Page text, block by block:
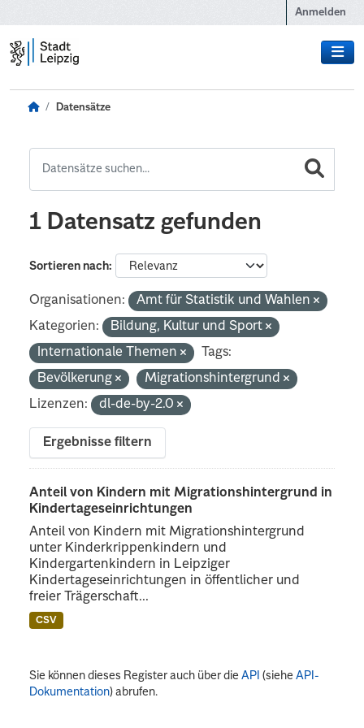
Anmelden
Datensätze
1 Datensatz gefunden
Sortieren nach
Organisationen:
Amt für Statistik und Wahlen
Kategorien:
Bildung, Kultur und Sport
Internationale Themen
Tags:
Bevölkerung
Migrationshintergrund
Lizenzen:
dl-de-by-2.0
Ergebnisse filtern
Anteil von Kindern mit Migrationshintergrund in
Kindertageseinrichtungen
Anteil von Kindern mit Migrationshintergrund
unter Kinderkrippenkindern und
Kindergartenkindern in Leipziger
Kindertageseinrichtungen in öffentlicher und
freier Trägerschaft...
CSV
Sie können dieses Register auch über dieAPI (sieheAPI-
Dokumentation) abrufen.